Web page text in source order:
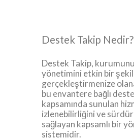
Destek Takip Nedir?
Destek Takip,
yönetimini etkin bir
gerçekleştirmenize
bu envantere bağlı
kapsamında sunulan
izlenebilirliğini ve
sağlayan kapsamlı bir
sistemidir.